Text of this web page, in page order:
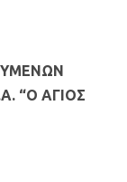
“Ο ΑΓΙΟΣ